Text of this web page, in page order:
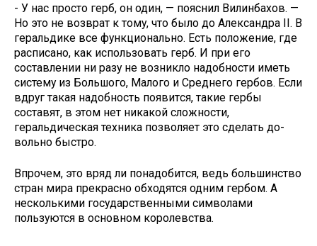
- У нас просто герб, он один, — пояснил Вилинбахов. —
Но это не возврат к тому, что было до Алек­сандра II. В
геральдике все функцио­нально. Есть положение, где
распи­сано, как использовать герб. И при его
составлении ни разу не возникло надобности иметь
систему из Боль­шого, Малого и Среднего гербов. Ес­ли
вдруг такая надобность появит­ся, такие гербы
составят, в этом нет никакой сложности,
геральдическая техника позволяет это сделать до­
вольно быстро.
Впрочем, это вряд ли понадобит­ся, ведь большинство
стран мира прекрасно обходятся одним гербом. А
несколькими государственными символами
пользуются в основном королевства.